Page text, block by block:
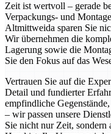
Zeit ist wertvoll – gerade
Verpackungs- und
Altmittweida sparen Sie
Wir übernehmen die
Lagerung sowie die
Sie den Fokus auf das
Vertrauen Sie auf die
Detail und fundierter
empfindliche
– wir passen unsere
Sie nicht nur Zeit, sondern